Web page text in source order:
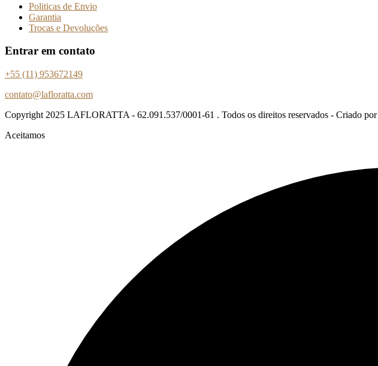
Politicas de Envio
Garantia
Trocas e Devoluções
Entrar em contato
+55 (11) 953672149
contato@lafloratta.com
Copyright 2025 LAFLORATTA - 62.091.537/0001-61 . Todos os direitos reservados - Criado por
Aceitamos